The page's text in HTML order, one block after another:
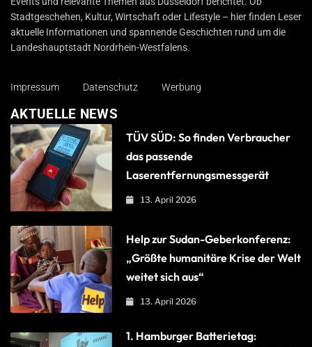
Stadtgeschehen, Kultur, Wirtschaft oder Lifestyle – hier finden Leser
aktuelle Informationen und spannende Geschichten rund um die
Landeshauptstadt Nordrhein-Westfalens.
Impressum Datenschutz Werbung
AKTUELLE NEWS
TÜV SÜD: So finden Verbraucher
das passende
Laserentfernungsmessgerät
13. April 2026
Help zur Sudan-Geberkonferenz:
„Größte humanitäre Krise der Welt
weitet sich aus“
13. April 2026
1. Hamburger Batterietag: